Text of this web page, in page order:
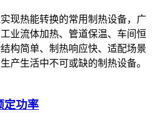
现热能转换的常用制热设备，广
业流体加热、管道保温、车间恒
构简单、制热响应快、适配场景
产生活中不可或缺的制热设备。
定功率